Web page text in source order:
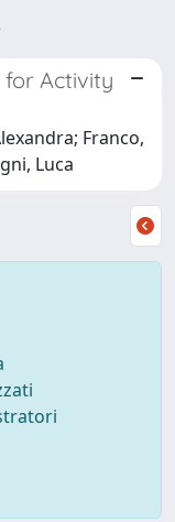
for Activity
Franco,
Luca